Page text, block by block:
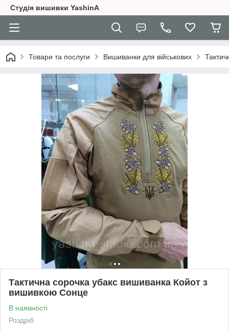
Студія вишивки YashinA
Товари та послуги Вишиванки для військових
Тактична сорочка убакс вишиванка Койот з
вишивкою Сонце
В наявності
Роздріб